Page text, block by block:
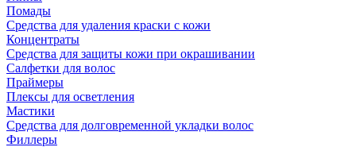
Помады
Средства для удаления краски с кожи
Концентраты
Средства для защиты кожи при окрашивании
Салфетки для волос
Праймеры
Плексы для осветления
Мастики
Средства для долговременной укладки волос
Филлеры